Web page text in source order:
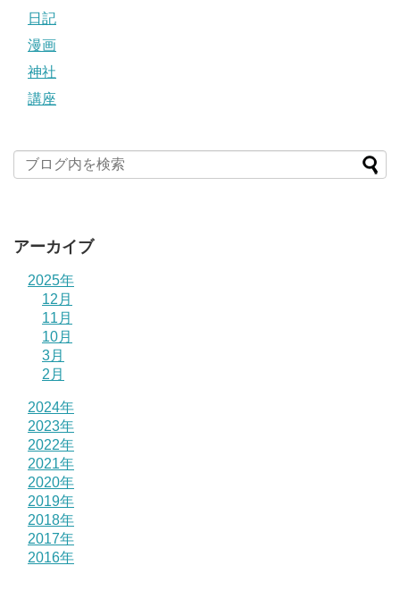
日記
漫画
神社
講座
アーカイブ
2025年
12月
11月
10月
3月
2月
2024年
2023年
2022年
2021年
2020年
2019年
2018年
2017年
2016年